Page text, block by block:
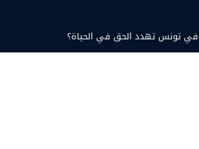
عزف على أوتار الحنين وشجن القوافي